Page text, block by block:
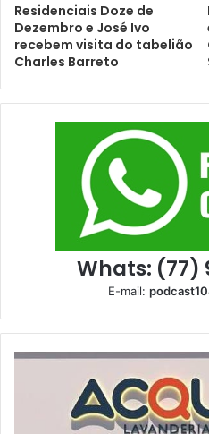
Residenciais Doze de
Dezembro e José Ivo
recebem visita do tabelião
Charles Barreto
Whats: (77)
E-mail: